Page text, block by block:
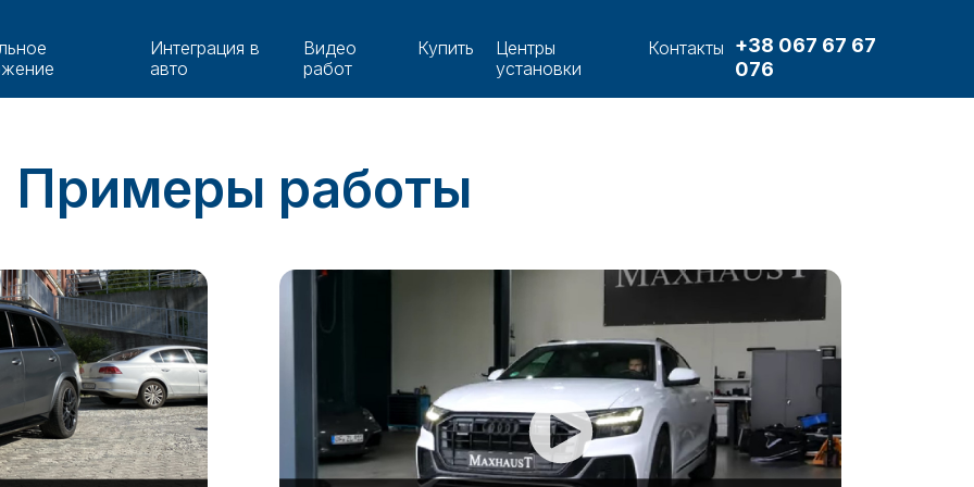
Интеграция в
авто
Видео
работ
Купить
Центры
установки
Контакты +38 067 67 67
076
Примеры работы